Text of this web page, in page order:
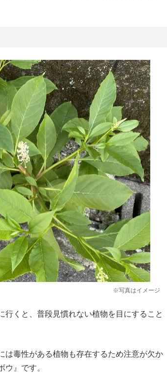
※写真はイメージ
くと、普段見慣れない植物を目にすること
は毒性がある植物も存在するため注意が欠か
』です。